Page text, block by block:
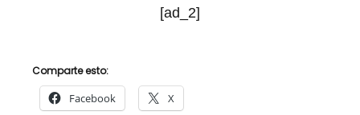
[ad_2]
Comparte esto:
Facebook X